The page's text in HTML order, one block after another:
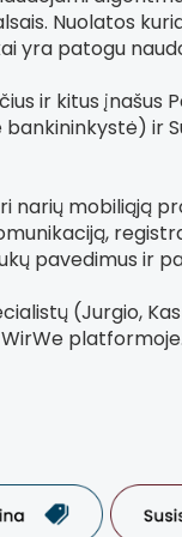
Nuolatos
yra patogu
ir kitus įnašus
ir
narių mobiliąją
pavedimus ir
(Jurgio,